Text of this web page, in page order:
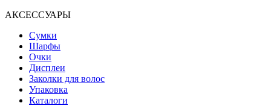
АКСЕССУАРЫ
Сумки
Шарфы
Очки
Дисплеи
Заколки для волос
Упаковка
Каталоги